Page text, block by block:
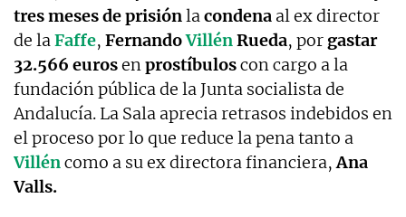
tres meses de prisiónlacondena al ex director
de laFaffe, FernandoVillénRueda, por gastar
32.566 eurosenprostíbuloscon cargo a la
fundación pública de la Junta socialista de
Andalucía. La Sala aprecia retrasos indebidos en
el proceso por lo que reduce la pena tanto a
Villéncomo a su ex directora financiera,Ana
Valls.